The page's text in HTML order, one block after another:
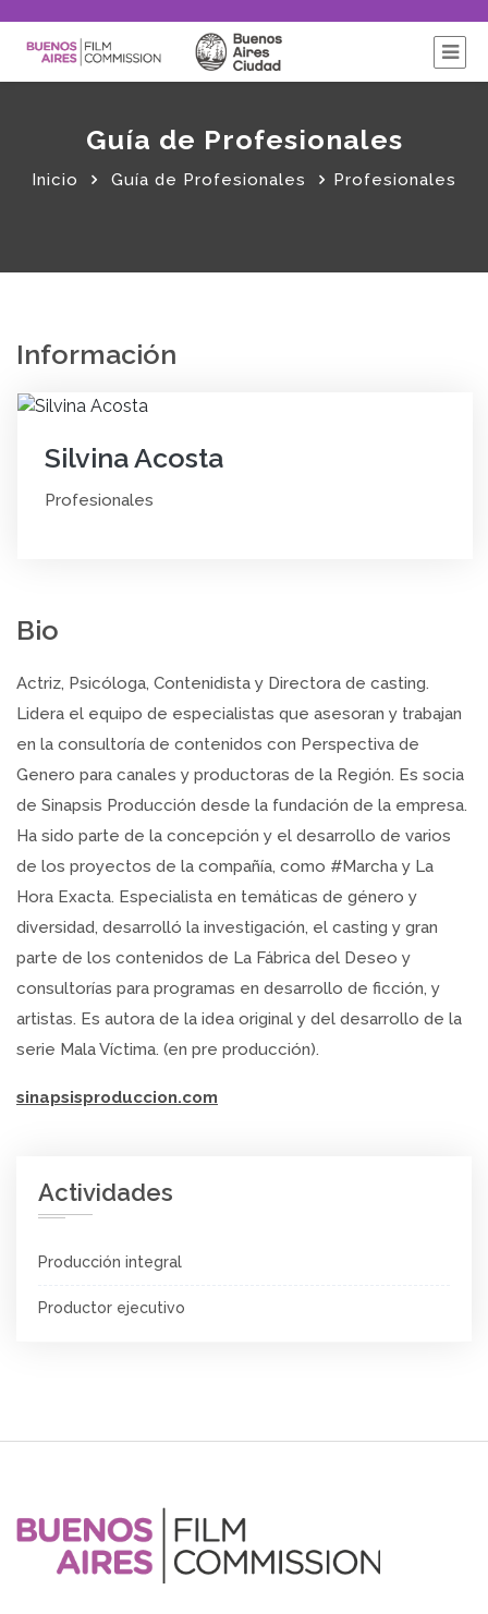
Guía de Profesionales
Inicio Guía de Profesionales Profesionales
Información
Silvina Acosta
Profesionales
Bio
Actriz, Psicóloga, Contenidista y Directora de casting.
Lidera el equipo de especialistas que asesoran y trabajan
en la consultoría de contenidos con Perspectiva de
Genero para canales y productoras de la Región. Es socia
de Sinapsis Producción desde la fundación de la empresa.
Ha sido parte de la concepción y el desarrollo de varios
de los proyectos de la compañía, como #Marcha y La
Hora Exacta. Especialista en temáticas de género y
diversidad, desarrolló la investigación, el casting y gran
parte de los contenidos de La Fábrica del Deseo y
consultorías para programas en desarrollo de ficción, y
artistas. Es autora de la idea original y del desarrollo de la
serie Mala Víctima. (en pre producción).
sinapsisproduccion.com
Actividades
Producción integral
Productor ejecutivo